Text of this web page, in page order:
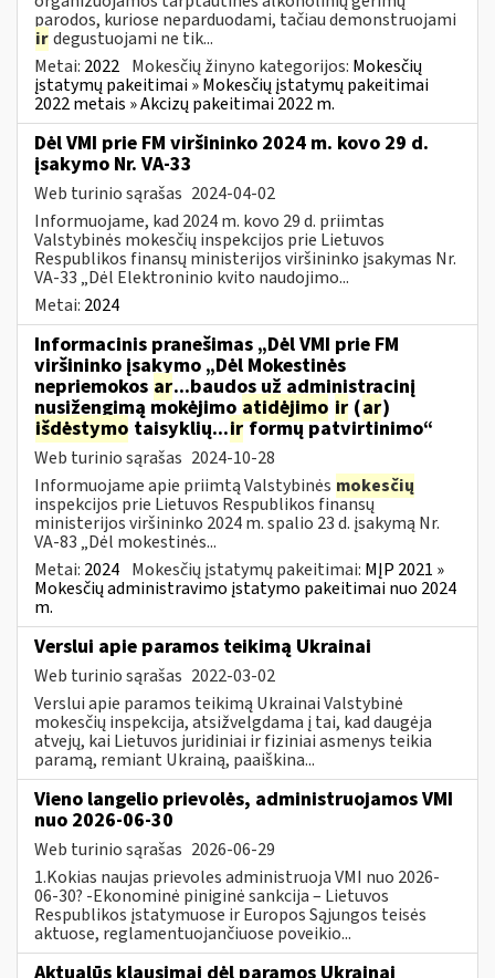
parodos, kuriose neparduodami, tačiau demonstruojami
irdegustuojami ne tik...
Metai: 2022 Mokesčių žinyno kategorijos: Mokesčių
įstatymų pakeitimai » Mokesčių įstatymų pakeitimai
2022 metais » Akcizų pakeitimai 2022 m.
Dėl VMI prie FM viršininko 2024 m. kovo 29 d.
įsakymo Nr. VA-33
Web turinio sąrašas 2024-04-02
Informuojame, kad 2024 m. kovo 29 d. priimtas
Valstybinės mokesčių inspekcijos prie Lietuvos
Respublikos finansų ministerijos viršininko įsakymas Nr.
VA-33 „Dėl Elektroninio kvito naudojimo...
Metai: 2024
Informacinis pranešimas „Dėl VMI prie FM
viršininko įsakymo „Dėl Mokestinės
nepriemokos ar...baudos už administracinį
nusižengimą mokėjimo atidėjimo ir (ar)
išdėstymo taisyklių...irformų patvirtinimo“
Web turinio sąrašas 2024-10-28
Informuojame apie priimtą Valstybinės mokesčių
inspekcijos prie Lietuvos Respublikos finansų
ministerijos viršininko 2024 m. spalio 23 d. įsakymą Nr.
VA-83 „Dėl mokestinės...
Metai: 2024 Mokesčių įstatymų pakeitimai: MĮP 2021 »
Mokesčių administravimo įstatymo pakeitimai nuo 2024
m.
Verslui apie paramos teikimą Ukrainai
Web turinio sąrašas 2022-03-02
Verslui apie paramos teikimą Ukrainai Valstybinė
mokesčių inspekcija, atsižvelgdama į tai, kad daugėja
atvejų, kai Lietuvos juridiniai ir fiziniai asmenys teikia
paramą, remiant Ukrainą, paaiškina...
Vieno langelio prievolės, administruojamos VMI
nuo 2026-06-30
Web turinio sąrašas 2026-06-29
1.Kokias naujas prievoles administruoja VMI nuo 2026-
06-30? -Ekonominė piniginė sankcija – Lietuvos
Respublikos įstatymuose ir Europos Sąjungos teisės
aktuose, reglamentuojančiuose poveikio...
Aktualūs klausimai dėl paramos Ukrainai